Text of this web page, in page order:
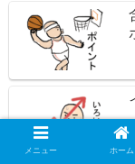
メニュー ホーム